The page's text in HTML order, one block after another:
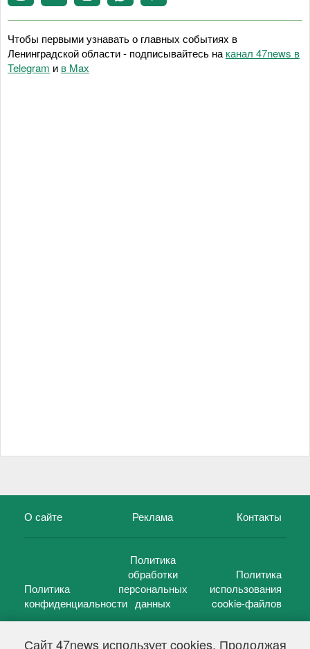
Сайт 47news использует cookies. Продолжая
Чтобы первыми узнавать о главных событиях в
Ленинградской области - подписывайтесь на канал 47news в
Telegram и в Maх
О сайте Реклама Контакты
Политика
конфиденциальности
Политика
обработки
персональных
данных
Политика
использования
cookie-файлов